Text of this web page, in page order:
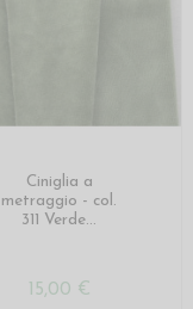
Ciniglia a
metraggio - col.
311 Verde...
15,00 €